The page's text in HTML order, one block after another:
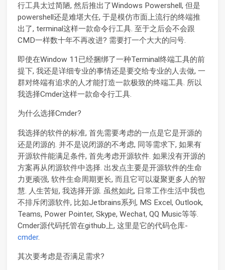
行工具太过简陋, 然后推出了Windows Powershell, 但是
powershell还是难堪大任, 于是模仿市面上流行的终端推
出了, terminal这样一款命令行工具. 至于之后会不会跟
CMD一样数十年不再改进? 需要打一个大大的问号.
即使在Window 11已经捆绑了一种Terminal终端工具的前
提下, 我还是详细专业的事情还是要交给专业的人去做, 一
群对终端有追求的人才能打造一款极致的终端工具. 所以
我选择Cmder这样一款命令行工具.
为什么选择Cmder?
我选择的软件的标准, 首先需要考虑的一点是它是开源的
还是闭源的. 并不是说闭源的不考虑, 同等需求下, 如果有
开源软件能满足条件, 首先考虑开源软件. 如果没有开源的
方案再从闭源软件中选择. 出发点主要是开源软件的生命
力更顽强, 软件生命周期更长, 而且它可以凝聚更多人的智
慧. 人生苦短, 我选择开源. 虽然如此, 日常工作生活中我也
不排斥闭源软件, 比如Jetbrains系列, MS Excel, Outlook,
Teams, Power Pointer, Skype, Wechat, QQ Music等等.
Cmder源代码托管在github上, 这里是它的代码仓库-
cmder.
其次要考虑是否满足需求?